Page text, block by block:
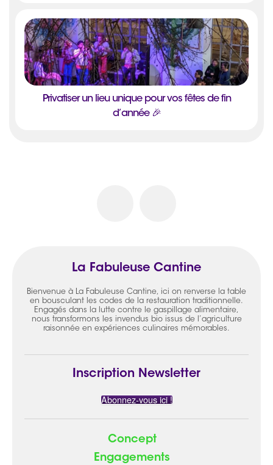
Privatiser un lieu unique pour vos fêtes de fin
d’année 🎉
La Fabuleuse Cantine
Bienvenue à La Fabuleuse Cantine, ici on renverse la table
en bousculant les codes de la restauration traditionnelle.
Engagés dans la lutte contre le gaspillage alimentaire,
nous transformons les invendus bio issus de l’agriculture
raisonnée en expériences culinaires mémorables.
Inscription Newsletter
Abonnez-vous ici !
Concept
Engagements